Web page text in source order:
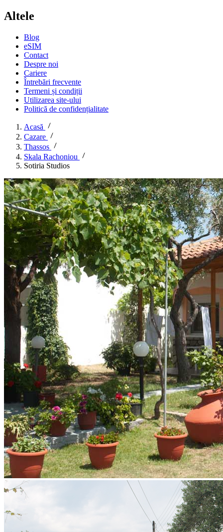
Altele
Blog
eSIM
Contact
Despre noi
Cariere
Întrebări frecvente
Termeni și condiții
Utilizarea site-ului
Politică de confidențialitate
Acasă
Cazare
Thassos
Skala Rachoniou
Sotiria Studios